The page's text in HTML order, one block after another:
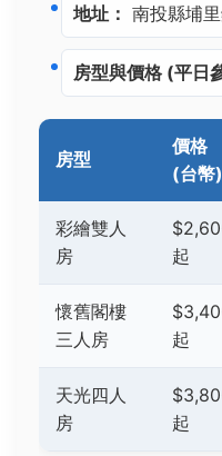
地址： 南投縣埔
房型與價格 (平日
房型
價格
(台幣)
彩繪雙人
房
起
懷舊閣樓
三人房
起
天光四人
房
起